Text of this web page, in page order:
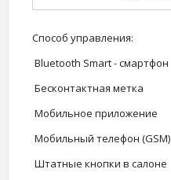
Способ управления:
Bluetooth Smart - смартфон
Бесконтактная метка
Мобильное приложение
Мобильный телефон (GSM)
Штатные кнопки в салоне